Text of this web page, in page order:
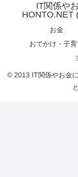
IT関係や
HONTO.NET
お金
おでかけ・子育
© 2013 IT関係やお金